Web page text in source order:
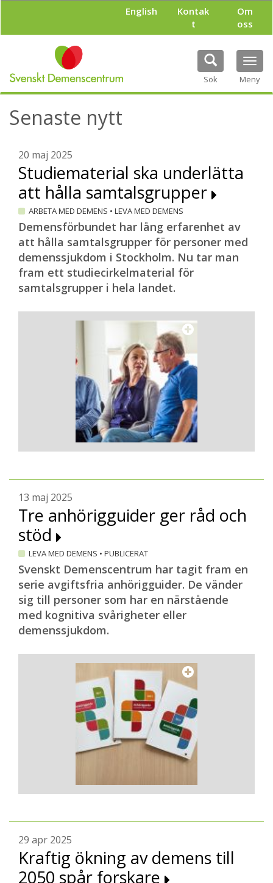
l
English
Kontak
t
Om
oss
Sök Meny
Senaste nytt
20 maj 2025
Studiematerial ska underlätta
att hålla samtalsgrupper
ARBETA MED DEMENS • LEVA MED DEMENS
Demensförbundet har lång erfarenhet av
att hålla samtalsgrupper för personer med
demenssjukdom i Stockholm. Nu tar man
fram ett studiecirkelmaterial för
samtalsgrupper i hela landet.
13 maj 2025
Tre anhörigguider ger råd och
stöd
LEVA MED DEMENS • PUBLICERAT
Svenskt Demenscentrum har tagit fram en
serie avgiftsfria anhörigguider. De vänder
sig till personer som har en närstående
med kognitiva svårigheter eller
demenssjukdom.
29 apr 2025
Kraftig ökning av demens till
2050 spår forskare